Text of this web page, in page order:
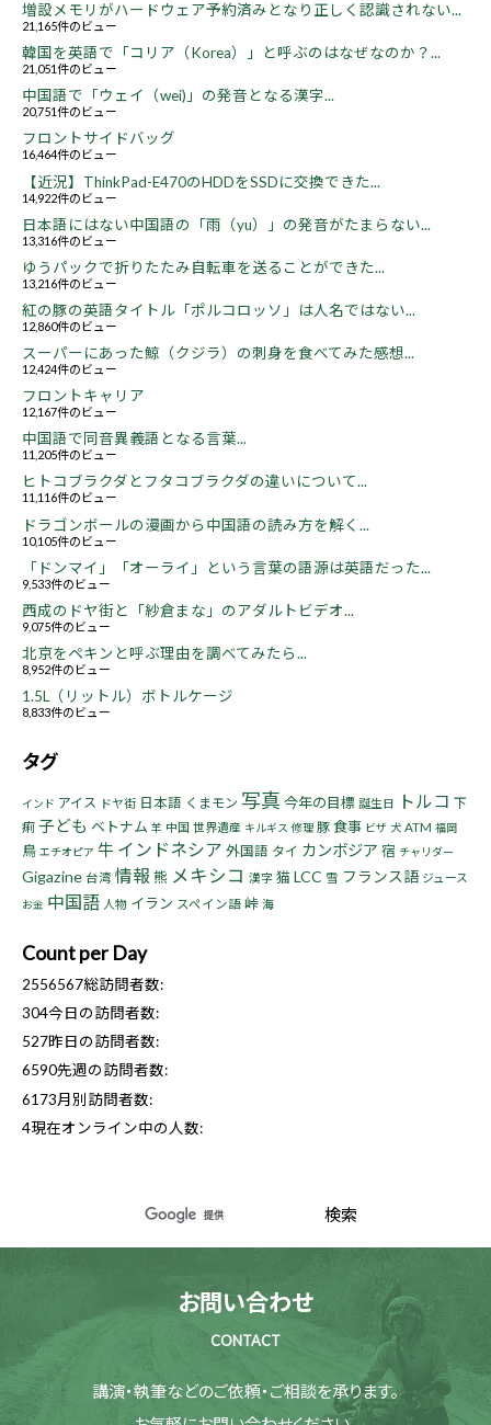
増設メモリがハードウェア予約済みとなり正しく認識されない...
21,165件のビュー
韓国を英語で「コリア（Korea）」と呼ぶのはなぜなのか？...
21,051件のビュー
中国語で「ウェイ（wei)」の発音となる漢字...
20,751件のビュー
フロントサイドバッグ
16,464件のビュー
【近況】ThinkPad-E470のHDDをSSDに交換できた...
14,922件のビュー
日本語にはない中国語の「雨（yu）」の発音がたまらない...
13,316件のビュー
ゆうパックで折りたたみ自転車を送ることができた...
13,216件のビュー
紅の豚の英語タイトル「ポルコロッソ」は人名ではない...
12,860件のビュー
スーパーにあった鯨（クジラ）の刺身を食べてみた感想...
12,424件のビュー
フロントキャリア
12,167件のビュー
中国語で同音異義語となる言葉...
11,205件のビュー
ヒトコブラクダとフタコブラクダの違いについて...
11,116件のビュー
ドラゴンボールの漫画から中国語の読み方を解く...
10,105件のビュー
「ドンマイ」「オーライ」という言葉の語源は英語だった...
9,533件のビュー
西成のドヤ街と「紗倉まな」のアダルトビデオ...
9,075件のビュー
北京をペキンと呼ぶ理由を調べてみたら...
8,952件のビュー
1.5L（リットル）ボトルケージ
8,833件のビュー
タグ
インド アイス ドヤ街 日本語 くまモン 写真 今年の目標 誕生日 トルコ 下
痢 子ども ベトナム 羊 中国 世界遺産 キルギス 修理 豚 食事 ビザ 犬 ATM 福岡
鳥 エチオピア 牛 インドネシア 外国語 タイ カンボジア 宿 チャリダー
Gigazine 台湾 情報 熊 メキシコ 漢字 猫LCC 雪 フランス語 ジュース
お金 中国語 人物 イラン スペイン語 峠 海
Count per Day
2556567総訪問者数:
304今日の訪問者数:
527昨日の訪問者数:
6590先週の訪問者数:
6173月別訪問者数:
4現在オンライン中の人数:
お問い合わせ
CONTACT
講演・執筆などのご依頼・ご相談を承ります。